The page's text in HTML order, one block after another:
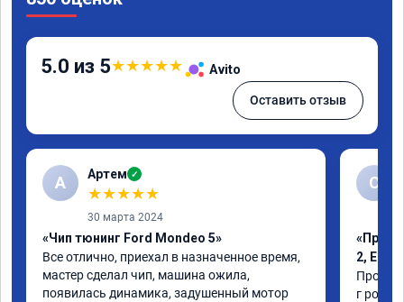
5.0 из 5★★★★★ Avito
Оставить отзыв
А Артем ✓
★★★★★
30 марта 2024
«Чип тюнинг Ford Mondeo 5»
Все отлично, приехал в назначенное время,
мастер сделал чип, машина ожила,
появилась динамика, задушенный мотор
С
2, Егр
г